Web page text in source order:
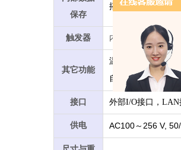
保存
搭配电脑软件记录
触发器 内部触发,外部触发
其它功能
温度补偿功能，比
自动保持，平均值
接口 外部I/O接口，LAN
供电 AC100 ～ 256 V,